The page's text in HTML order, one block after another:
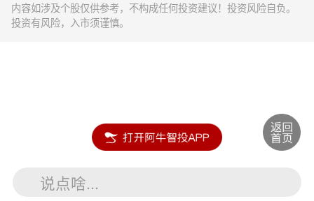
内容如涉及个股仅供参考，不构成任何投资建议！投资风险自负。
投资有风险，入市须谨慎。
说点啥...